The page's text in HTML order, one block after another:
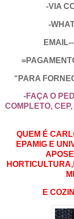
-VIA
-
“PARA
-FAÇA O
COMPLETO,
QUEM É
EPAMIG E
E